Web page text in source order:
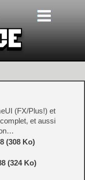
(FX/Plus!) et
et aussi
(308 Ko)
(324 Ko)